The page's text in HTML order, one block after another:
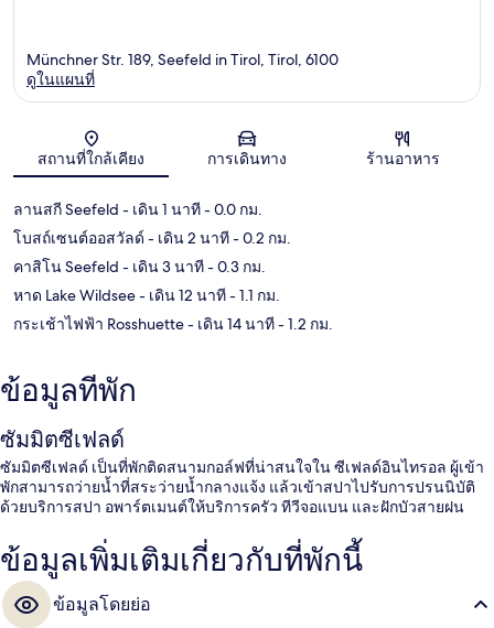
แผนที่
Münchner Str. 189, Seefeld in Tirol, Tirol, 6100
ดูในแผนที่
สถานที่ใกล้เคียง การเดินทาง ร้านอาหาร
ลานสกี Seefeld - เดิน 1 นาที- 0.0 กม.
โบสถ์เซนต์ออสวัลด์ - เดิน 2 นาที- 0.2 กม.
คาสิโน Seefeld - เดิน 3 นาที- 0.3 กม.
หาด Lake Wildsee- เดิน 12 นาที- 1.1 กม.
กระเช้าไฟฟ้า Rosshuette- เดิน 14 นาที- 1.2 กม.
ข้อมูลที่พัก
ซัมมิตซีเฟลด์
ซัมมิตซีเฟลด์ เป็นที่พักติดสนามกอล์ฟที่น่าสนใจใน ซีเฟลด์อินไทรอล ผู้เข้า
พักสามารถว่ายน้ำที่สระว่ายน้ำกลางแจ้ง แล้วเข้าสปาไปรับการปรนนิบัติ
ด้วยบริการสปา อพาร์ตเมนต์ให้บริการครัว ทีวีจอแบน และฝักบัวสายฝน
ข้อมูลเพิ่มเติมเกี่ยวกับที่พักนี้
ข้อมูลโดยย่อ